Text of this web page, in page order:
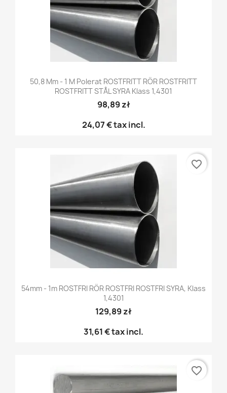
50,8 Mm - 1 M Polerat ROSTFRITT RÖR ROSTFRITT
ROSTFRITT STÅL SYRA Klass 1,4301
98,89 zł
24,07 €tax incl.
54mm - 1m ROSTFRI RÖR ROSTFRI ROSTFRI SYRA, Klass
1,4301
129,89 zł
31,61 €tax incl.
favorite_border
favorite_border